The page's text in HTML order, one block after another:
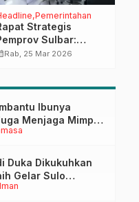
Pemerintahan
Strategis
Sulbar:
SDK
Rab, 25 Mar 2026
Ibunya
Menjaga Mimpi
Cita-Cita
Duka Dikukuhkan
Gelar Sulo